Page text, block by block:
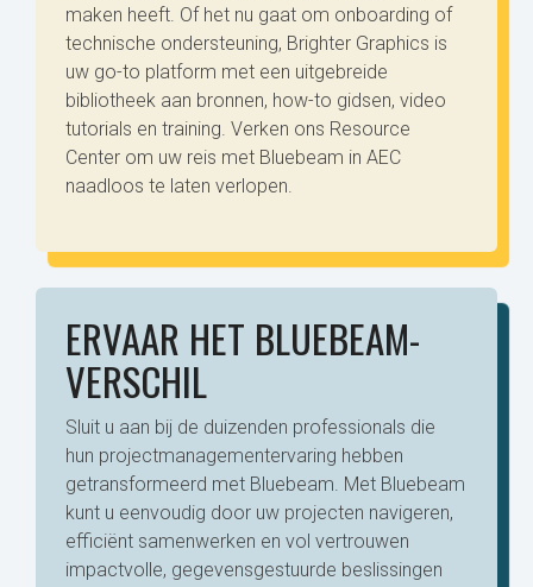
maken heeft. Of het nu gaat om onboarding of
technische ondersteuning, Brighter Graphics is
uw go-to platform met een uitgebreide
bibliotheek aan bronnen, how-to gidsen, video
tutorials en training. Verken ons Resource
Center om uw reis met Bluebeam in AEC
naadloos te laten verlopen.
ERVAAR HET BLUEBEAM-
VERSCHIL
Sluit u aan bij de duizenden professionals die
hun projectmanagementervaring hebben
getransformeerd met Bluebeam. Met Bluebeam
kunt u eenvoudig door uw projecten navigeren,
efficiënt samenwerken en vol vertrouwen
impactvolle, gegevensgestuurde beslissingen